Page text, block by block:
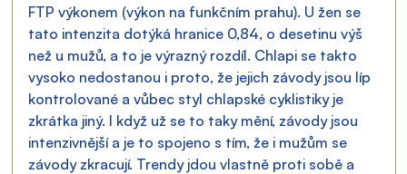
FTP výkonem (výkon na funkčním prahu). U žen se
tato intenzita dotýká hranice 0,84, o desetinu výš
než u mužů, a to je výrazný rozdíl. Chlapi se takto
vysoko nedostanou i proto, že jejich závody jsou líp
kontrolované a vůbec styl chlapské cyklistiky je
zkrátka jiný. I když už se to taky mění, závody jsou
intenzivnější a je to spojeno s tím, že i mužům se
závody zkracují. Trendy jdou vlastně proti sobě a